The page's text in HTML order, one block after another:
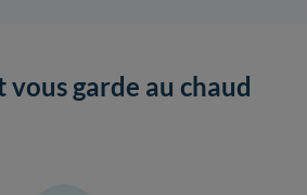
garde au chaud